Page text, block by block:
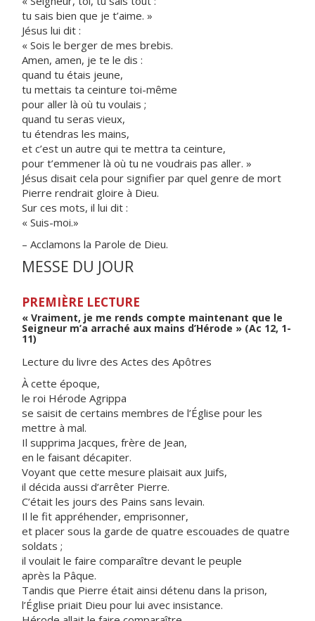
tu sais bien que je t’aime. »
Jésus lui dit :
« Sois le berger de mes brebis.
Amen, amen, je te le dis :
quand tu étais jeune,
tu mettais ta ceinture toi-même
pour aller là où tu voulais ;
quand tu seras vieux,
tu étendras les mains,
et c’est un autre qui te mettra ta ceinture,
pour t’emmener là où tu ne voudrais pas aller. »
Jésus disait cela pour signifier par quel genre de mort
Pierre rendrait gloire à Dieu.
Sur ces mots, il lui dit :
« Suis-moi.»
– Acclamons la Parole de Dieu.
MESSE DU JOUR
PREMIÈRE LECTURE
« Vraiment, je me rends compte maintenant que le
Seigneur m’a arraché aux mains d’Hérode » (Ac 12, 1-
11)
Lecture du livre des Actes des Apôtres
À cette époque,
le roi Hérode Agrippa
se saisit de certains membres de l’Église pour les
mettre à mal.
Il supprima Jacques, frère de Jean,
en le faisant décapiter.
Voyant que cette mesure plaisait aux Juifs,
il décida aussi d’arrêter Pierre.
C’était les jours des Pains sans levain.
Il le fit appréhender, emprisonner,
et placer sous la garde de quatre escouades de quatre
soldats ;
il voulait le faire comparaître devant le peuple
après la Pâque.
Tandis que Pierre était ainsi détenu dans la prison,
l’Église priait Dieu pour lui avec insistance.